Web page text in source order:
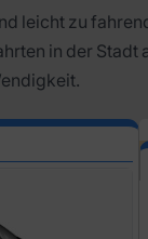
leicht zu
in der